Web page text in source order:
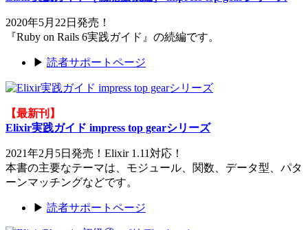
2020年5月22日発売！
『Ruby on Rails 6実践ガイド』の続編です。
▶ 読者サポートページ
【最新刊】
Elixir実践ガイド impress top gearシリーズ
2021年2月5日発売！Elixir 1.11対応！
本書の主要なテーマは、モジュール、関数、データ型、パタ
ーンマッチングなどです。
▶ 読者サポートページ